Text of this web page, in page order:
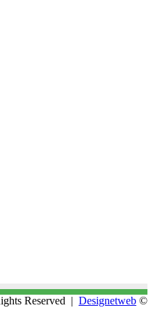
© Copyright 2026, All Rights Reserved |
Designetweb